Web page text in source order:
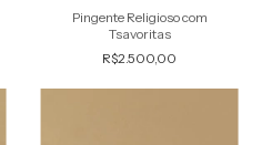
Pingente Religioso com
Tsavoritas
R$2.500,00